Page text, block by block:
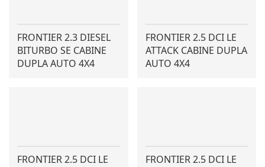
FRONTIER 2.3 DIESEL
BITURBO SE CABINE
DUPLA AUTO 4X4
FRONTIER 2.5 DCI LE
ATTACK CABINE DUPLA
AUTO 4X4
FRONTIER 2.5 DCI LE
FRONTIER 2.5 DCI LE